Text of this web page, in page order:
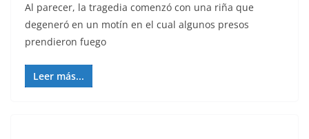
Al parecer, la tragedia comenzó con una riña que
degeneró en un motín en el cual algunos presos
prendieron fuego
Leer más...